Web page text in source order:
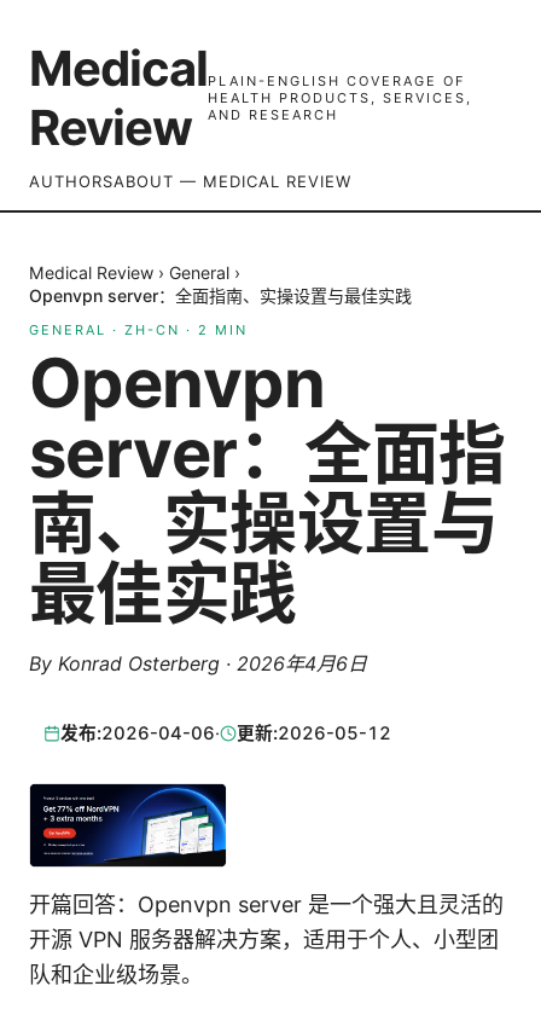
Medical
Review
PLAIN-ENGLISH COVERAGE OF
HEALTH PRODUCTS, SERVICES,
AND RESEARCH
AUTHORSABOUT — MEDICAL REVIEW
Medical Review › General ›
Openvpn server：全面指南、实操设置与最佳实践
GENERAL · ZH-CN · 2 MIN
Openvpn
server：全面指
南、实操设置与
最佳实践
By Konrad Osterberg · 2026年4月6日
发布:2026-04-06· 更新:2026-05-12
开篇回答：Openvpn server 是一个强大且灵活的
开源 VPN 服务器解决方案，适用于个人、小型团
队和企业级场景。